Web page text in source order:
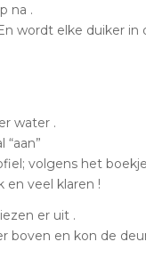
na .
wordt elke duiker
water .
volgens het
en veel klaren !
er uit .
boven en kon de